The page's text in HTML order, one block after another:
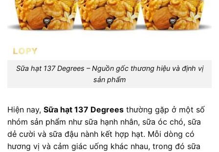
Sữa hạt 137 Degrees – Nguồn gốc thương hiệu và định vị
sản phẩm
Hiện nay, Sữa hạt 137 Degrees thường gặp ở một số
nhóm sản phẩm như sữa hạnh nhân, sữa óc chó, sữa
dẻ cười và sữa đậu nành kết hợp hạt. Mỗi dòng có
hương vị và cảm giác uống khác nhau, trong đó sữa